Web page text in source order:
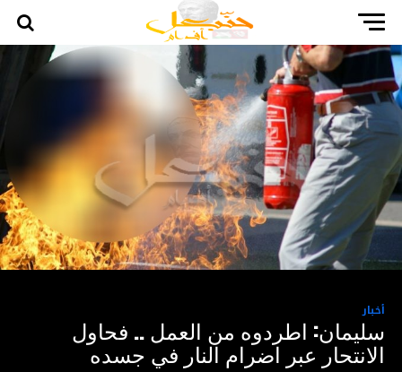
أخبار
سليمان: اطردوه من العمل .. فحاول
الانتحار عبر اضرام النار في جسده